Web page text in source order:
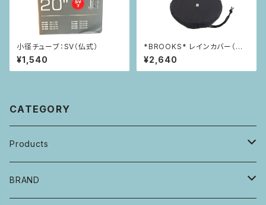
小径チューブ：SV（仏式）
¥1,540
*BROOKS* レインカバー（M
サイズ）
¥2,640
CATEGORY
Products
自転車・フレーム
BRAND